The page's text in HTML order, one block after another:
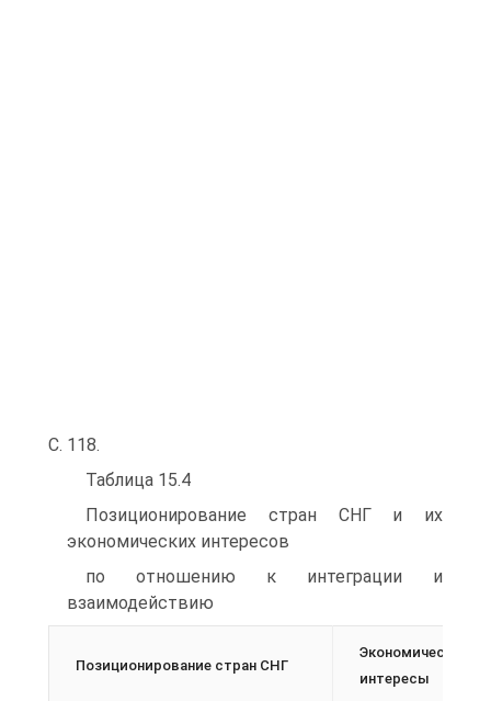
С. 118.
Таблица 15.4
Позиционирование стран СНГ и их
экономических интересов
по отношению к интеграции и
взаимодействию
Позиционирование стран СНГ
Экономические
интересы